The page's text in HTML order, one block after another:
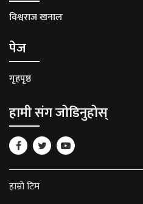
विश्वराज खनाल
पेज
गृहपृष्ठ
हामी संग जोडिनुहोस्
हाम्रो टिम